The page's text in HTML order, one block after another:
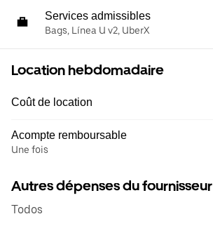
Services admissibles
Bags, Línea U v2, UberX
Location hebdomadaire
Coût de location
Acompte remboursable
Une fois
Autres dépenses du fournisseur
Todos